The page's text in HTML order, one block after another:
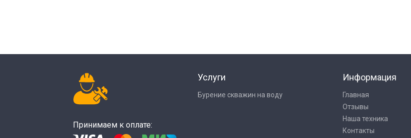
Принимаем к оплате:
Услуги
Бурение скважин на воду
Информация
Главная
Отзывы
Наша техника
Контакты